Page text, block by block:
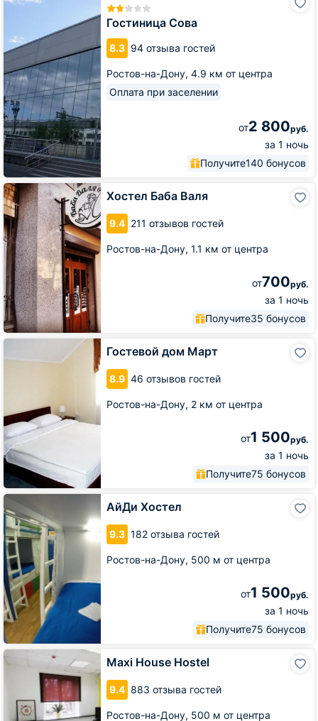
Гостиница Сова
8.3 94 отзыва гостей
Ростов-на-Дону, 4.9 км от центра
Оплата при заселении
от2 800руб.
за 1 ночь
Получите140 бонусов
Сова
Хостел Баба Валя
9.4 211 отзывов гостей
Ростов-на-Дону, 1.1 км от центра
от700руб.
за 1 ночь
Получите35 бонусов
Хостел
Баба
Валя
Гостевой дом Март
8.9 46 отзывов гостей
Ростов-на-Дону, 2 км от центра
от1 500руб.
за 1 ночь
Получите75 бонусов
Гостевой
АйДи Хостел
9.3 182 отзыва гостей
Ростов-на-Дону, 500 м от центра
от1 500руб.
за 1 ночь
Получите75 бонусов
АйДи
Хостел
Maxi House Hostel
9.4 883 отзыва гостей
Ростов-на-Дону, 500 м от центра
Maxi
House